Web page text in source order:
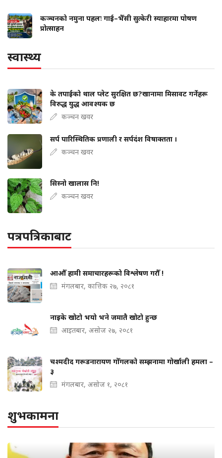
कञ्चनको नमुना पहलः गाई–भैँसी सुत्केरी स्याहारमा पोषण
प्रोत्साहन
स्वास्थ्य
के तपाईंको थाल प्लेट सुरक्षित छ?खानामा मिसावट गर्नेहरू
विरुद्ध युद्ध आवश्यक छ
कञ्चन खवर
सर्प पारिस्थितिक प्रणाली र सर्पदंश विषाक्तता ।
कञ्चन खवर
सिस्नो खालास नि!
कञ्चन खवर
पत्रपत्रिकाबाट
आऔँ हामी समाचारहरूको विश्लेषण गरौँ !
मंगलबार, कात्तिक २७, २०८१
नाइके खोटो भयो भने जमातै खोटो हुन्छ
आइतबार, असोज २७, २०८१
चश्मदीद गरूडनारायण गोँगलको सम्झनामा गोर्खाली हमला –
३
मंगलबार, असोज १, २०८१
शुभकामना